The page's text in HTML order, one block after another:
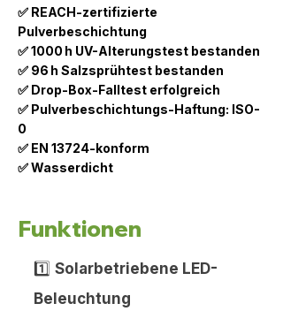
✅ REACH-zertifizierte
Pulverbeschichtung
✅ 1000 h UV-Alterungstest bestanden
✅ 96 h Salzsprühtest bestanden
✅ Drop-Box-Falltest erfolgreich
✅ Pulverbeschichtungs-Haftung: ISO-
0
✅ EN 13724-konform
✅ Wasserdicht
Funktionen
1️⃣ Solarbetriebene LED-
Beleuchtung